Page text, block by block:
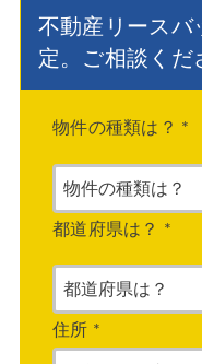
不動産リースバ
定。ご相談くだ
物件の種類は？ *
都道府県は？ *
住所 *